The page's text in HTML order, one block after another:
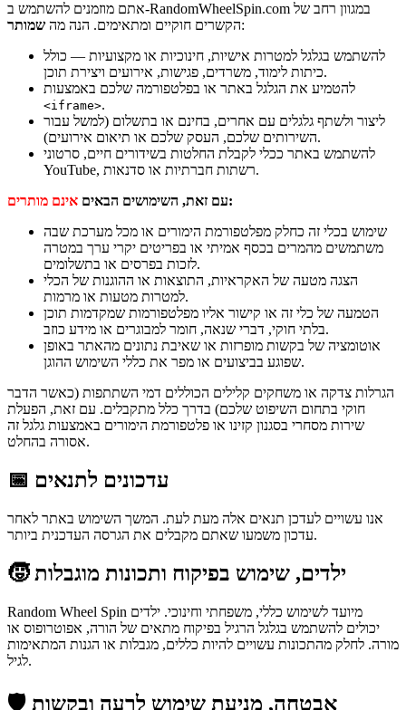
אתם מוזמנים להשתמש ב-RandomWheelSpin.com במגוון רחב של
הקשרים חוקיים ומתאימים. הנה מה שמותר
:
להשתמש בגלגל למטרות אישיות, חינוכיות או מקצועיות — כולל
כיתות לימוד, משרדים, פגישות, אירועים ויצירת תוכן.
להטמיע את הגלגל באתר או בפלטפורמה שלכם באמצעות
<iframe>.
ליצור ולשתף גלגלים עם אחרים, בחינם או בתשלום (למשל עבור
השירותים שלכם, העסק שלכם או תיאום אירועים).
להשתמש באתר ככלי לקבלת החלטות בשידורים חיים, סרטוני
YouTube, רשתות חברתיות או סדנאות.
עם זאת, השימושים הבאים אינם מותרים
:
שימוש בכלי זה כחלק מפלטפורמת הימורים או מכל מערכת שבה
משתמשים מהמרים בכסף אמיתי או בפריטים יקרי ערך במטרה
לזכות בפרסים או בתשלומים.
הצגה מטעה של האקראיות, התוצאות או ההוגנות של הכלי
למטרות מטעות או מרמות.
הטמעה של כלי זה או קישור אליו מפלטפורמות שמקדמות תוכן
בלתי חוקי, דברי שנאה, חומר למבוגרים או מידע כוזב.
אוטומציה של בקשות מופרזות או שאיבת נתונים מהאתר באופן
שפוגע בביצועים או מפר את כללי השימוש ההוגן.
הגרלות צדקה או משחקים קלילים הכוללים דמי השתתפות (כאשר הדבר
חוקי בתחום השיפוט שלכם) בדרך כלל מתקבלים. עם זאת, הפעלת
שירות מסחרי בסגנון קזינו או פלטפורמת הימורים באמצעות גלגל זה
אסורה בהחלט.
📅 עדכונים לתנאים
אנו עשויים לעדכן תנאים אלה מעת לעת. המשך השימוש באתר לאחר
עדכון משמעו שאתם מקבלים את הגרסה העדכנית ביותר.
🧒 ילדים, שימוש בפיקוח ותכונות מוגבלות
Random Wheel Spin מיועד לשימוש כללי, משפחתי וחינוכי. ילדים
יכולים להשתמש בגלגל הרגיל בפיקוח מתאים של הורה, אפוטרופוס או
מורה. לחלק מהתכונות עשויים להיות כללים, מגבלות או הגנות המתאימות
לגיל.
🛡️ אבטחה, מניעת שימוש לרעה ובקשות